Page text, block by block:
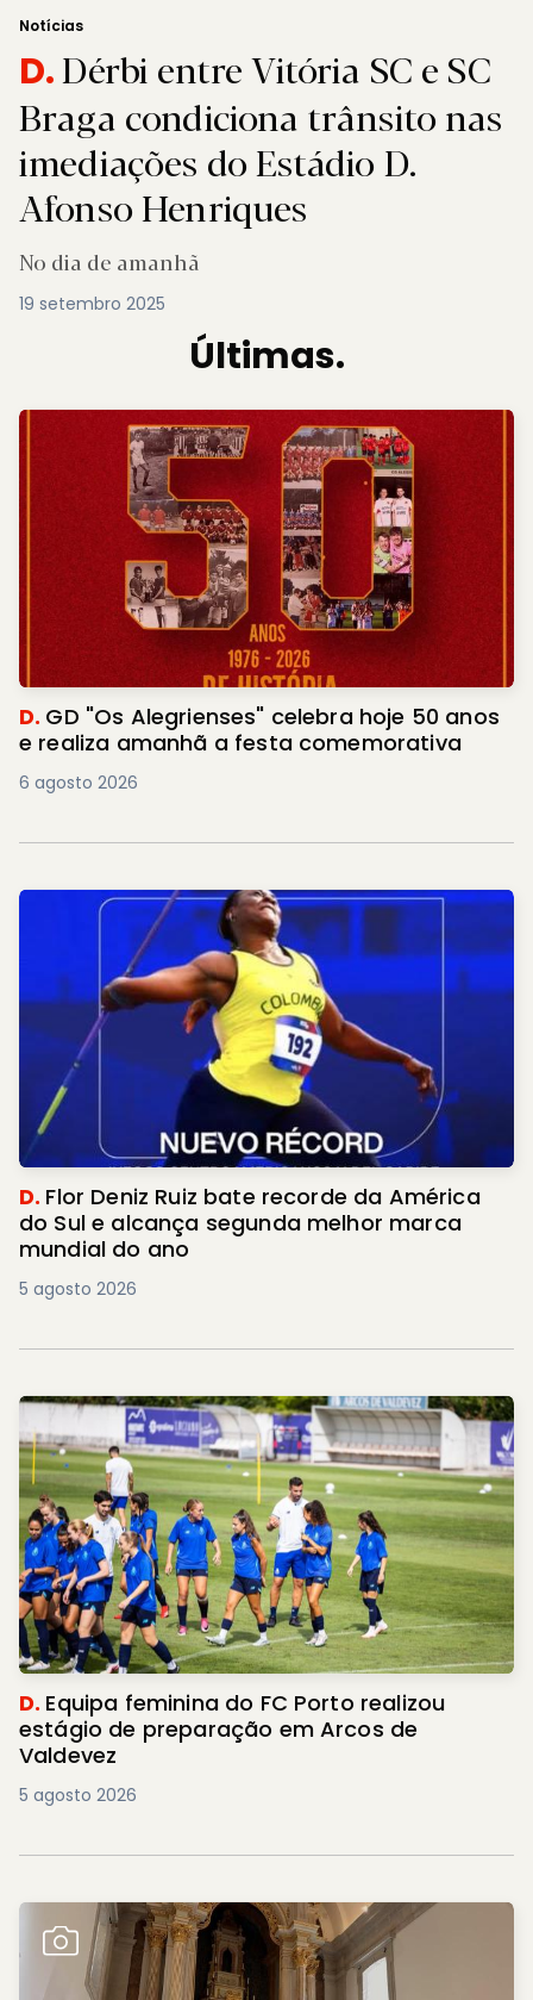
Notícias
D.Dérbi entre Vitória SC e SC
Braga condiciona trânsito nas
imediações do Estádio D.
Afonso Henriques
No dia de amanhã
19 setembro 2025
Últimas.
D. GD "Os Alegrienses" celebra hoje 50 anos
e realiza amanhã a festa comemorativa
6 agosto 2026
D. Flor Deniz Ruiz bate recorde da América
do Sul e alcança segunda melhor marca
mundial do ano
5 agosto 2026
D. Equipa feminina do FC Porto realizou
estágio de preparação em Arcos de
Valdevez
5 agosto 2026